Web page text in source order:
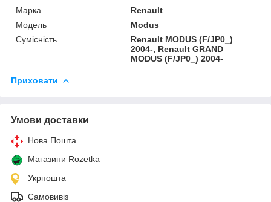
Марка
Renault
Модель
Modus
Сумісність
Renault MODUS (F/JP0_)
2004-, Renault GRAND
MODUS (F/JP0_) 2004-
Приховати
Умови доставки
Нова Пошта
Магазини Rozetka
Укрпошта
Самовивіз